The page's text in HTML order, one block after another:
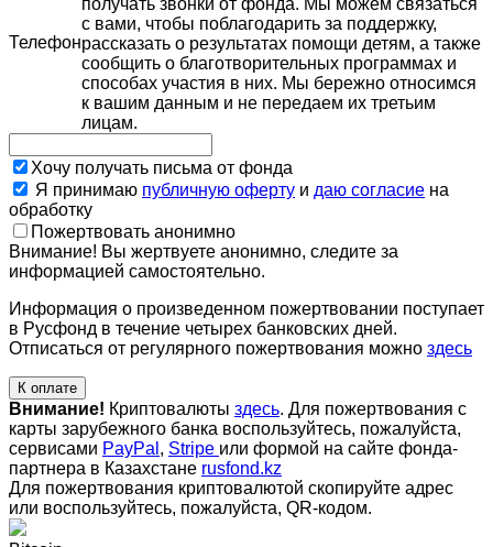
Телефон
получать звонки от фонда. Мы можем связаться
с вами, чтобы поблагодарить за поддержку,
рассказать о результатах помощи детям, а также
сообщить о благотворительных программах и
способах участия в них. Мы бережно относимся
к вашим данным и не передаем их третьим
лицам.
Хочу получать письма от фонда
Я принимаю публичную оферту и даю согласие на
обработку
Пожертвовать анонимно
Внимание! Вы жертвуете анонимно, следите за
информацией самостоятельно.
Информация о произведенном пожертвовании поступает
в Русфонд в течение четырех банковских дней.
Отписаться от регулярного пожертвования можно здесь
К оплате
Внимание! Криптовалюты здесь. Для пожертвования с
карты зарубежного банка воспользуйтесь, пожалуйста,
сервисами PayPal , Stripe или формой на сайте фонда-
партнера в Казахстане rusfond.kz
Для пожертвования криптовалютой скопируйте адрес
или воспользуйтесь, пожалуйста, QR-кодом.